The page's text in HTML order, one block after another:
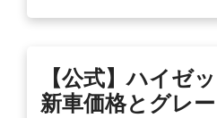
【公式】ハイゼ
新車価格とグレ